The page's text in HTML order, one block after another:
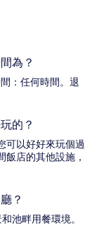
為？
：任何時間。退
的？
可以好好來玩個過
店的其他設施，
？
池畔用餐環境。